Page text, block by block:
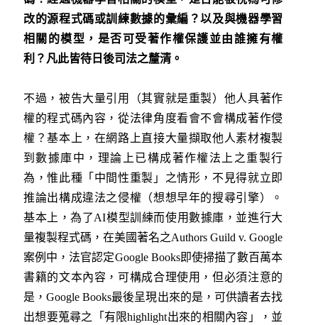
改的源程式碼或訓練數據的彙編？以及與機器學習
相關的模型，是否可受著作權保護並由誰擁有權
利？凡此皆待日後司法之釐清。
不過，被告大量引用（其實就是重製）他人具著作
權的程式碼內容，從法律角度看會不會構成著作侵
權？基本上，在網路上直接大量擷取他人素材複製
到數據庫中，理論上已構成著作權法上之重製行
為，惟此種「中間性重製」之情形，不見得就立即
推論出構成違法之侵權（想想早年的搜尋引擎）。
基本上，為了AI模型訓練而使用數據庫，並進行大
量複製程式碼，在美國著名之Authors Guild v. Google
案例中，法官認定Google Books即使掃描了數百萬本
書籍的文本內容，可構成合理使用，但必須注意的
是，Google Books最後呈現出來的是，可供讀者去找
出想要蒐尋之「有限highlight出來的相關內容」，並